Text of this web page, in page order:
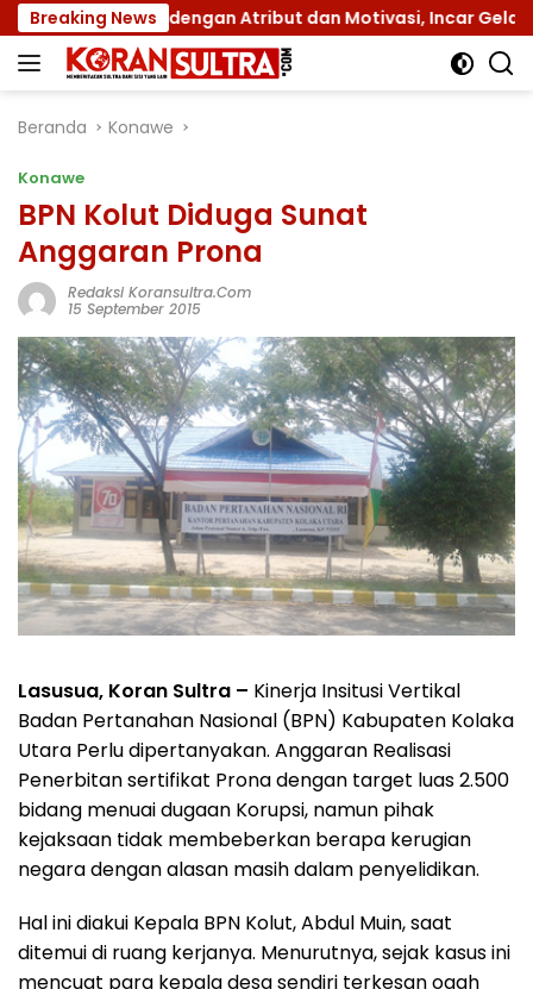
Langsung
ke
konten
Breaking News
Jamnas XII dengan Atribut dan Motivasi, Incar Gelar
Beranda Konawe
Konawe
BPN Kolut Diduga Sunat
Anggaran Prona
Redaksi Koransultra.com
15 September 2015
Lasusua, Koran Sultra – Kinerja Insitusi Vertikal
Badan Pertanahan Nasional (BPN) Kabupaten Kolaka
Utara Perlu dipertanyakan. Anggaran Realisasi
Penerbitan sertifikat Prona dengan target luas 2.500
bidang menuai dugaan Korupsi, namun pihak
kejaksaan tidak membeberkan berapa kerugian
negara dengan alasan masih dalam penyelidikan.
Hal ini diakui Kepala BPN Kolut, Abdul Muin, saat
ditemui di ruang kerjanya. Menurutnya, sejak kasus ini
mencuat para kepala desa sendiri terkesan ogah